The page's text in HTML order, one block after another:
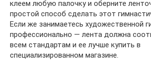
клеем любую палочку и оберните
простой способ сделать этот
Если же занимаетесь художественной
профессионально — лента должна
всем стандартам и ее лучше купить в
специализированном магазине.